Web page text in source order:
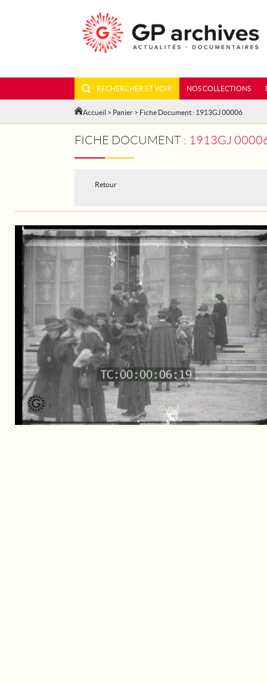
RECHERCHER ET VOIR NOS COLLECTIONS
Accueil > Panier > Fiche Document : 1913GJ 00006
FICHE DOCUMENT : 1913GJ 00006 - AUTOUR
Retour